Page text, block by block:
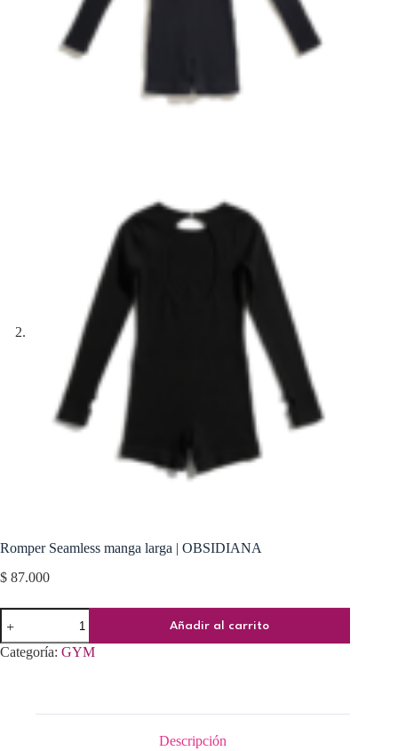
Romper Seamless manga larga | OBSIDIANA
$ 87.000
Romper
Seamless
manga
larga
Añadir al carrito
Categoría: GYM
Descripción